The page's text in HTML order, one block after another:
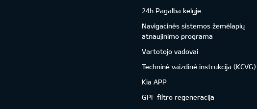
24h Pagalba kelyje
Navigacinės sistemos žemėlapių
atnaujinimo programa
Vartotojo vadovai
Techninė vaizdinė instrukcija (KCVG)
Kia APP
GPF filtro regeneracija